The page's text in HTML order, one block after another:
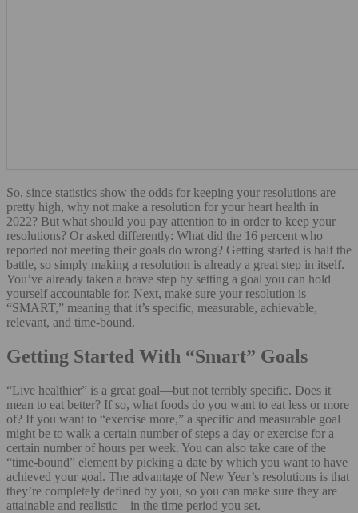
So, since statistics show the odds for keeping your resolutions are
pretty high, why not make a resolution for your heart health in
2022? But what should you pay attention to in order to keep your
resolutions? Or asked differently: What did the 16 percent who
reported not meeting their goals do wrong? Getting started is half the
battle, so simply making a resolution is already a great step in itself.
You’ve already taken a brave step by setting a goal you can hold
yourself accountable for. Next, make sure your resolution is
“SMART,” meaning that it’s specific, measurable, achievable,
relevant, and time-bound.
Getting Started With “Smart” Goals
“Live healthier” is a great goal—but not terribly specific. Does it
mean to eat better? If so, what foods do you want to eat less or more
of? If you want to “exercise more,” a specific and measurable goal
might be to walk a certain number of steps a day or exercise for a
certain number of hours per week. You can also take care of the
“time-bound” element by picking a date by which you want to have
achieved your goal. The advantage of New Year’s resolutions is that
they’re completely defined by you, so you can make sure they are
attainable and realistic—in the time period you set.